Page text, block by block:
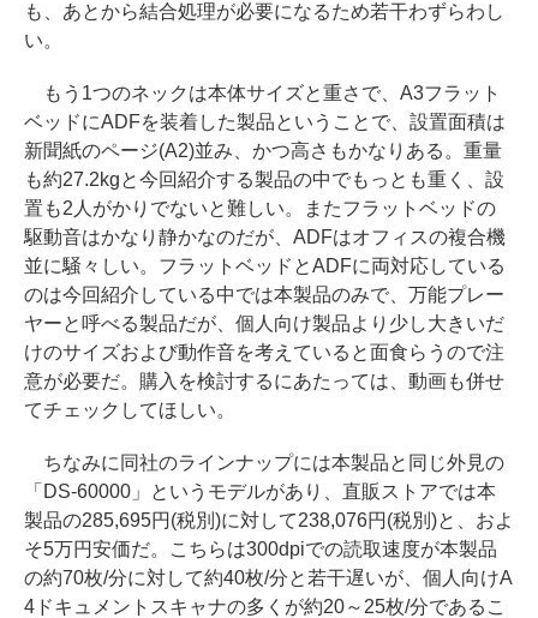
も、あとから結合処理が必要になるため若干わずらわし
い。
もう1つのネックは本体サイズと重さで、A3フラット
ベッドにADFを装着した製品ということで、設置面積は
新聞紙のページ(A2)並み、かつ高さもかなりある。重量
も約27.2kgと今回紹介する製品の中でもっとも重く、設
置も2人がかりでないと難しい。またフラットベッドの
駆動音はかなり静かなのだが、ADFはオフィスの複合機
並に騒々しい。フラットベッドとADFに両対応している
のは今回紹介している中では本製品のみで、万能プレー
ヤーと呼べる製品だが、個人向け製品より少し大きいだ
けのサイズおよび動作音を考えていると面食らうので注
意が必要だ。購入を検討するにあたっては、動画も併せ
てチェックしてほしい。
ちなみに同社のラインナップには本製品と同じ外見の
「DS-60000」というモデルがあり、直販ストアでは本
製品の285,695円(税別)に対して238,076円(税別)と、およ
そ5万円安価だ。こちらは300dpiでの読取速度が本製品
の約70枚/分に対して約40枚/分と若干遅いが、個人向けA
4ドキュメントスキャナの多くが約20～25枚/分であるこ